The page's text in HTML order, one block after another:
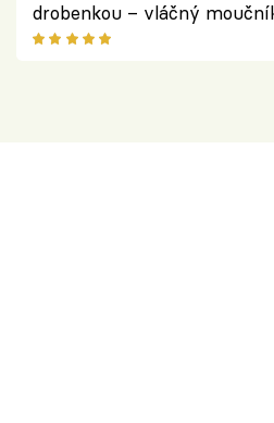
drobenkou – vláčný
ovoce